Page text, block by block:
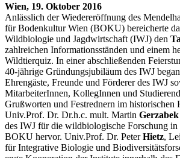
Wien, 19. Oktober 2016
Anlässlich der Wiedereröffnung des
für Bodenkultur Wien (BOKU) bereicherte
Wildbiologie und Jagdwirtschaft (IWJ) den
zahlreichen Informationsständen und einem
Wildtierquiz. In einer abschließenden
40-jährige Gründungsjubiläum des IWJ
Ehrengäste, Freunde und Förderer des IWJ
MitarbeiterInnen, KollegInnen und
Grußworten und Festrednern im historischen
Univ.Prof. Dr. Dr.h.c. mult. Martin Gerzabek
des IWJ für die wildbiologische Forschung
BOKU hervor. Univ.Prof. Dr. PeterHietz,
für Integrative Biologie und